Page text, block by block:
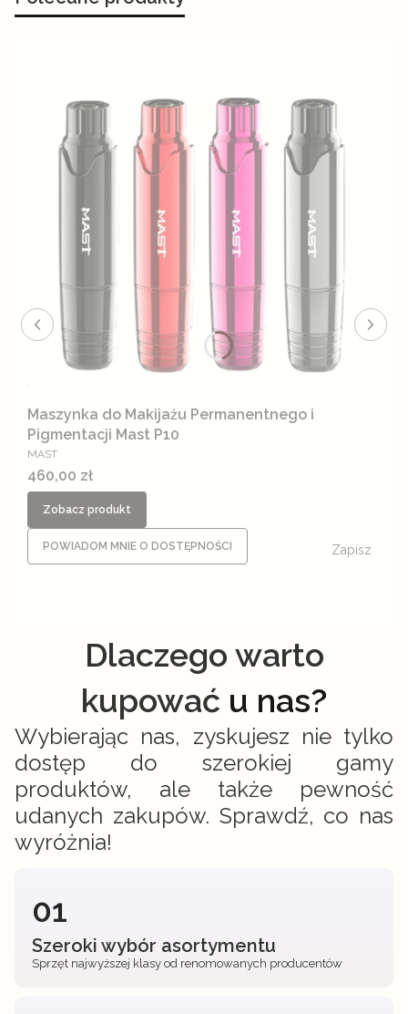
Maszynka do Makijażu Permanentnego i
Pigmentacji Mast P10
PRODUCENT
MAST
Cena
460,00 zł
Zapisz
Zobacz produkt
POWIADOM MNIE O DOSTĘPNOŚCI
Dlaczego warto
kupować u nas?
Wybierając nas, zyskujesz nie tylko
dostęp do szerokiej gamy
produktów, ale także pewność
udanych zakupów. Sprawdź, co nas
wyróżnia!
01
Szeroki wybór asortymentu
Sprzęt najwyższej klasy od renomowanych producentów